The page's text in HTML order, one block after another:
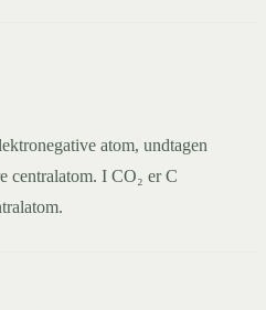
atom, undtagen
centralatom. I CO₂ er C